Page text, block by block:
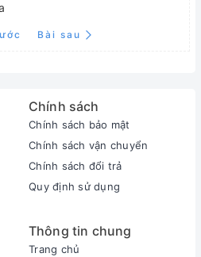
Bài sau
Chính sách
Chính sách bảo mật
Chính sách vận chuyển
Chính sách đổi trả
Quy định sử dụng
Thông tin chung
Trang chủ